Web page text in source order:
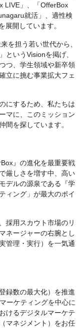
LIVE」、「OfferBox
就活」、適性検
開しています。
を担う若い世代から、
というVisionを掲げ、
つ、学生領域や新卒領
立に挑む事業拡大フェ
にするため、私たちは
マに、このミッション
間を探しています。
』の進化を最重要戦
厳しさを増す中、高い
デルの源泉である『学
ィング」が最大のポイ
採用スカウト市場のリ
ネージャーの右腕とし
管理・実行）を一気通
録数の最大化）を推進
ーケティングを中心に
けるデジタルマーケテ
マネジメント）をお任